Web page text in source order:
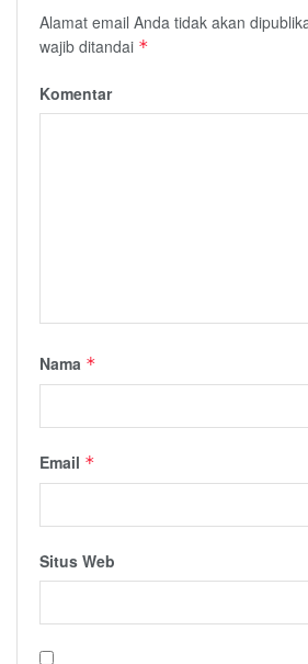
Alamat email Anda tidak akan
wajib ditandai *
Komentar
Nama *
Email *
Situs Web